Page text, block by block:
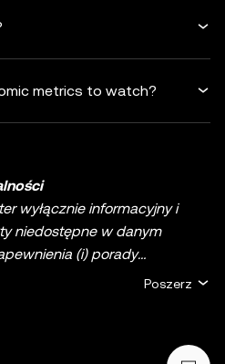
metrics to watch?
wyłącznie informacyjny i
niedostępne w danym
(i) porady
inwestycyjnej; (ii) oferty
prawnego lub podatkowego.
Poszerz